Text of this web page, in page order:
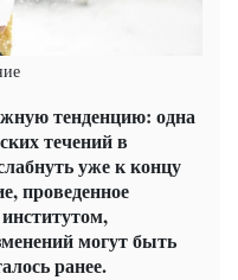
тенденцию: одна
течений в
уже к концу
проведенное
могут быть
ранее.